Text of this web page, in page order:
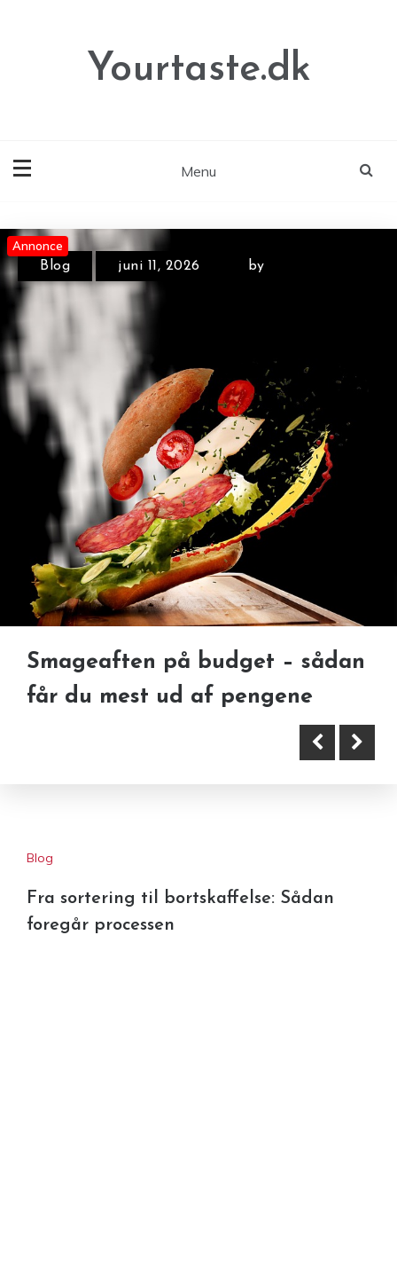
Yourtaste.dk
Menu
Blog juni 11, 2026 by
Annonce
Smageaften på budget – sådan
får du mest ud af pengene
Annonce
Gulvafslibning som del af
renovering
Blog
Fra sortering til bortskaffelse: Sådan
foregår processen